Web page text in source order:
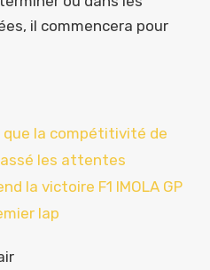
il commencera pour
que la compétitivité de
les attentes
la victoire F1 IMOLA GP
lap